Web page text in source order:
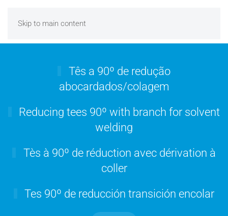
Skip to main content
Tês a 90º de redução
abocardados/colagem
Reducing tees 90º with branch for solvent
welding
Tès à 90º de réduction avec dérivation à
coller
Tes 90º de reducción transición encolar